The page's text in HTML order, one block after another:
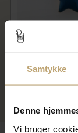
Samtykke
Denne
Vi bruger
Bella & Valdemar
236,00 kr